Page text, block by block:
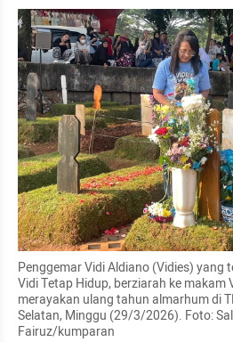
Penggemar Vidi Aldiano (Vidies) yang
Vidi Tetap Hidup, berziarah ke makam
merayakan ulang tahun almarhum di
Selatan, Minggu (29/3/2026). Foto:
Fairuz/kumparan